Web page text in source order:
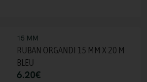
15 MM
RUBAN ORGANDI 15 MM X 20 M
BLEU
6.20€